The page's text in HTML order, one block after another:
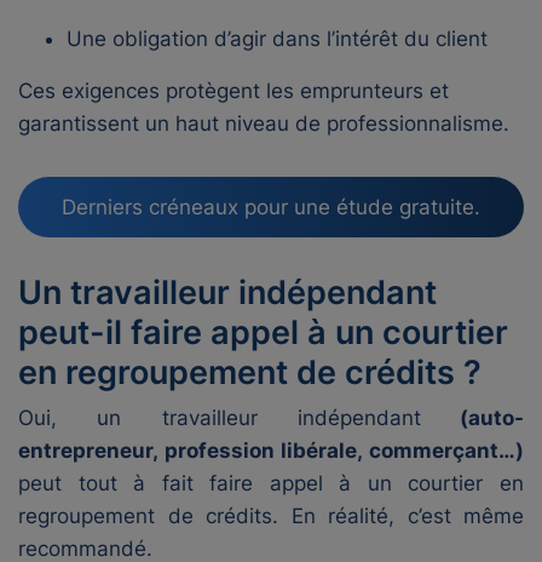
Une obligation d’agir dans l’intérêt du client
Ces exigences protègent les emprunteurs et
garantissent un haut niveau de professionnalisme.
Derniers créneaux pour une étude gratuite.
Un travailleur indépendant
peut-il faire appel à un courtier
en regroupement de crédits ?
Oui, un travailleur indépendant(auto-
entrepreneur, profession libérale, commerçant…)
peut tout à fait faire appel à un courtier en
regroupement de crédits. En réalité, c’est même
recommandé.